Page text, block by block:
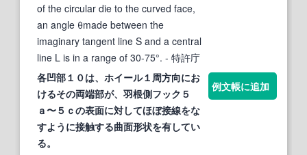
of the circular die to the curved face,
an angle θmade between the
imaginary tangent line S and a central
line L is in a range of 30-75°. - 特許庁
各凹部１０は、ホイール１周方向にお
けるその両端部が、羽根側フック５
ａ〜５ｃの表面に対してほぼ接線をな
すように接触する曲面形状を有してい
る。
例文帳に追加